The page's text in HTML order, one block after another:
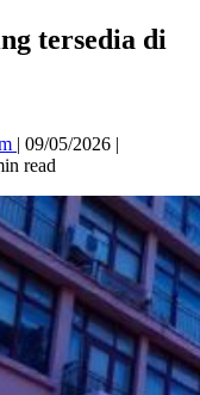
tersedia di
| 09/05/2026 |
read